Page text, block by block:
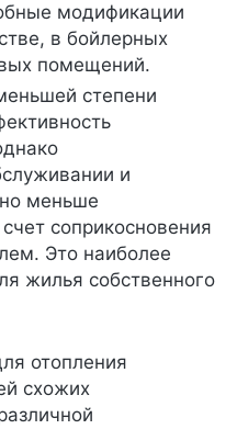
модификации
в бойлерных
помещений.
степени
и
меньше
соприкосновения
Это наиболее
жилья собственного
отопления
схожих